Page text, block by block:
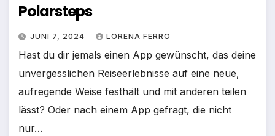
Polarsteps
JUNI 7, 2024 LORENA FERRO
Hast du dir jemals einen App gewünscht, das deine
unvergesslichen Reiseerlebnisse auf eine neue,
aufregende Weise festhält und mit anderen teilen
lässt? Oder nach einem App gefragt, die nicht
nur…